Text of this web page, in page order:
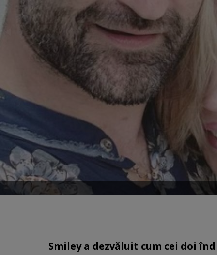
Smiley a dezvăluit cum cei doi